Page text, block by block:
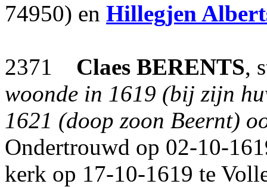
74950) en Hillegjen
2371 Claes BERENTS,
woonde in 1619 (bij zijn
1621 (doop zoon Beernt)
Ondertrouwd op 02-10-
kerk op 17-10-1619 te